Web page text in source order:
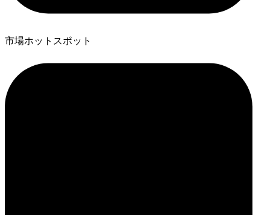
市場ホットスポット